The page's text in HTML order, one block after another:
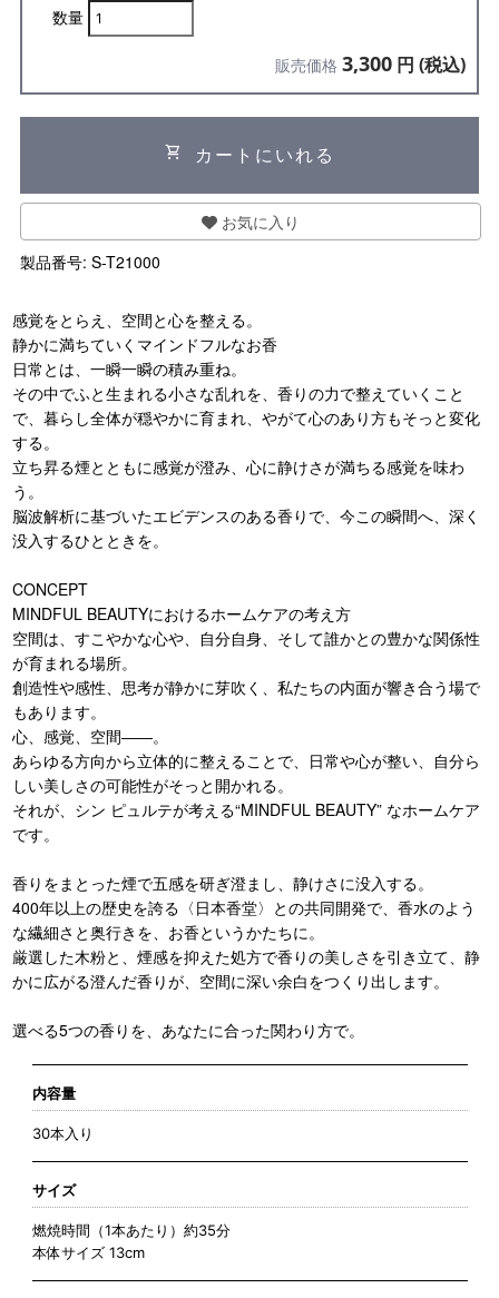
数量
販売価格 3,300 円 (税込)
shopping_cart カートにいれる
お気に入り
製品番号: S-T21000
感覚をとらえ、空間と心を整える。
静かに満ちていくマインドフルなお香
日常とは、一瞬一瞬の積み重ね。
その中でふと生まれる小さな乱れを、香りの力で整えていくこと
で、暮らし全体が穏やかに育まれ、やがて心のあり方もそっと変化
する。
立ち昇る煙とともに感覚が澄み、心に静けさが満ちる感覚を味わ
う。
脳波解析に基づいたエビデンスのある香りで、今この瞬間へ、深く
没入するひとときを。
CONCEPT
MINDFUL BEAUTYにおけるホームケアの考え方
空間は、すこやかな心や、自分自身、そして誰かとの豊かな関係性
が育まれる場所。
創造性や感性、思考が静かに芽吹く、私たちの内面が響き合う場で
もあります。
心、感覚、空間――。
あらゆる方向から立体的に整えることで、日常や心が整い、自分ら
しい美しさの可能性がそっと開かれる。
それが、シン ピュルテが考える“MINDFUL BEAUTY” なホームケア
です。
香りをまとった煙で五感を研ぎ澄まし、静けさに没入する。
400年以上の歴史を誇る〈日本香堂〉との共同開発で、香水のよう
な繊細さと奥行きを、お香というかたちに。
厳選した木粉と、煙感を抑えた処方で香りの美しさを引き立て、静
かに広がる澄んだ香りが、空間に深い余白をつくり出します。
選べる5つの香りを、あなたに合った関わり方で。
内容量
30本入り
サイズ
燃焼時間（1本あたり）約35分
本体サイズ 13cm